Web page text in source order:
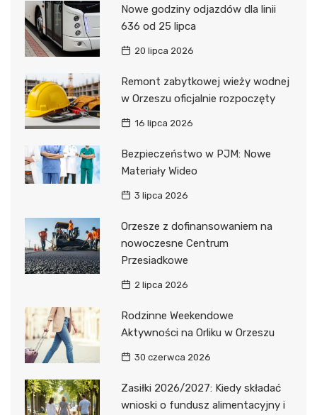
Nowe godziny odjazdów dla linii
636 od 25 lipca
20 lipca 2026
Remont zabytkowej wieży wodnej
w Orzeszu oficjalnie rozpoczęty
16 lipca 2026
Bezpieczeństwo w PJM: Nowe
Materiały Wideo
3 lipca 2026
Orzesze z dofinansowaniem na
nowoczesne Centrum
Przesiadkowe
2 lipca 2026
Rodzinne Weekendowe
Aktywności na Orliku w Orzeszu
30 czerwca 2026
Zasiłki 2026/2027: Kiedy składać
wnioski o fundusz alimentacyjny i